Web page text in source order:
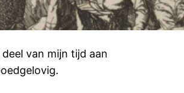
van mijn tijd aan